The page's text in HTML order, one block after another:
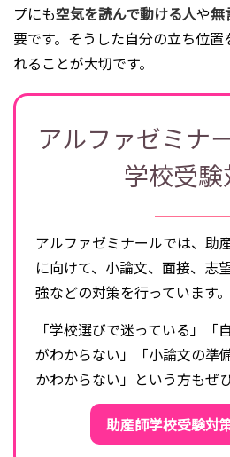
プにも空気を読んで動ける人や無
要です。そうした自分の立ち位
れることが大切です。
アルファゼミナ
学校受
アルファゼミナールでは、助
に向けて、小論文、面接、志
強などの対策を行っています。
「学校選びで迷っている」「
がわからない」「小論文の準
かわからない」という方もぜ
助産師学校受験対